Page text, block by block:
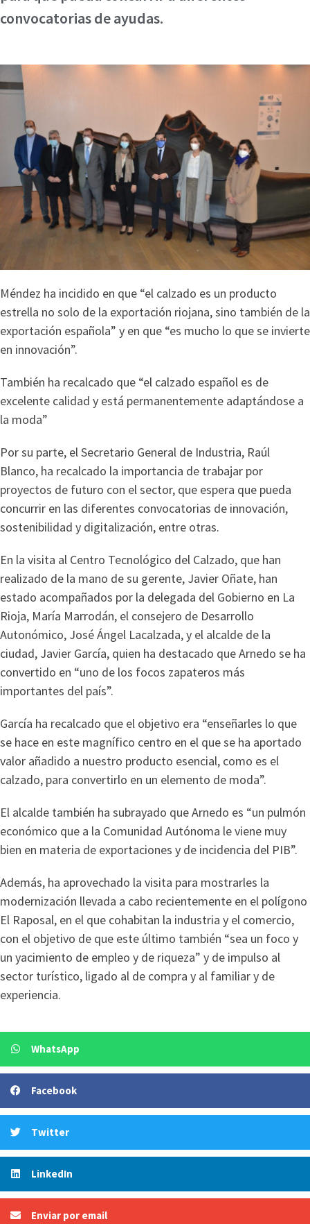
convocatorias de ayudas.
Méndez ha incidido en que “el calzado es un producto
estrella no solo de la exportación riojana, sino también de la
exportación española” y en que “es mucho lo que se invierte
en innovación”.
También ha recalcado que “el calzado español es de
excelente calidad y está permanentemente adaptándose a
la moda”
Por su parte, el Secretario General de Industria, Raúl
Blanco, ha recalcado la importancia de trabajar por
proyectos de futuro con el sector, que espera que pueda
concurrir en las diferentes convocatorias de innovación,
sostenibilidad y digitalización, entre otras.
En la visita al Centro Tecnológico del Calzado, que han
realizado de la mano de su gerente, Javier Oñate, han
estado acompañados por la delegada del Gobierno en La
Rioja, María Marrodán, el consejero de Desarrollo
Autonómico, José Ángel Lacalzada, y el alcalde de la
ciudad, Javier García, quien ha destacado que Arnedo se ha
convertido en “uno de los focos zapateros más
importantes del país”.
García ha recalcado que el objetivo era “enseñarles lo que
se hace en este magnífico centro en el que se ha aportado
valor añadido a nuestro producto esencial, como es el
calzado, para convertirlo en un elemento de moda”.
El alcalde también ha subrayado que Arnedo es “un pulmón
económico que a la Comunidad Autónoma le viene muy
bien en materia de exportaciones y de incidencia del PIB”.
Además, ha aprovechado la visita para mostrarles la
modernización llevada a cabo recientemente en el polígono
El Raposal, en el que cohabitan la industria y el comercio,
con el objetivo de que este último también “sea un foco y
un yacimiento de empleo y de riqueza” y de impulso al
sector turístico, ligado al de compra y al familiar y de
experiencia.
WhatsApp
Facebook
Twitter
LinkedIn
Enviar por email